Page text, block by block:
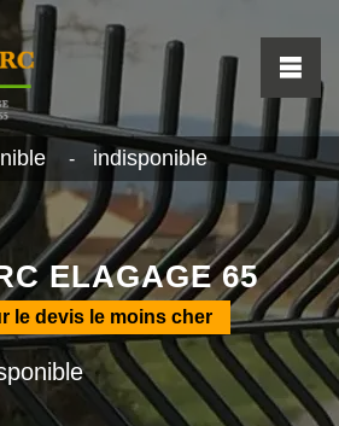
- indisponible
ELAGAGE 65
le devis le moins cher